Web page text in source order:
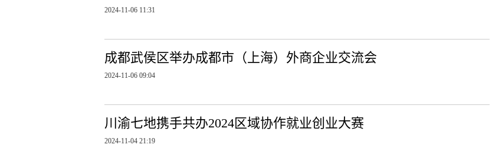
2024-11-06 11:31
成都武侯区举办成都市（上海）外商企业交流会
2024-11-06 09:04
川渝七地携手共办2024区域协作就业创业大赛
2024-11-04 21:19